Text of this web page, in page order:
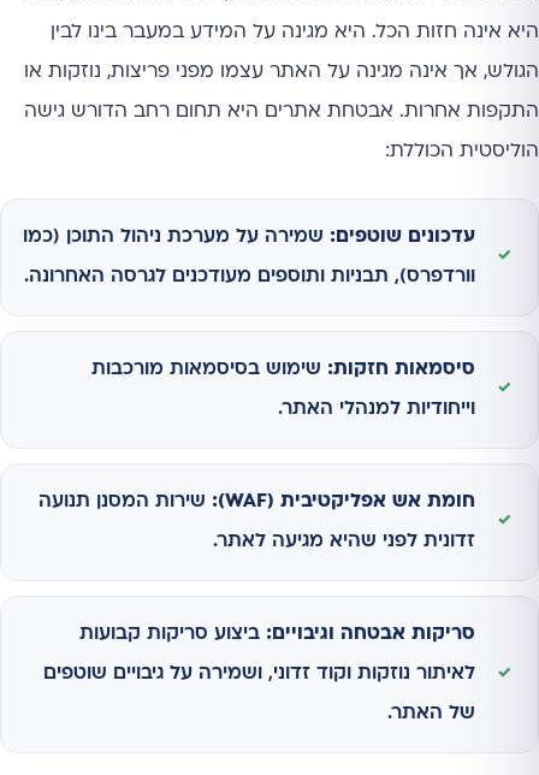
היא אינה חזות הכל. היא מגינה על המידע במעבר בינו לבין
הגולש, אך אינה מגינה על האתר עצמו מפני פריצות, נוזקות או
התקפות אחרות. אבטחת אתרים היא תחום רחב הדורש גישה
הוליסטית הכוללת:
עדכונים שוטפים: שמירה על מערכת ניהול התוכן (כמו
וורדפרס), תבניות ותוספים מעודכנים לגרסה האחרונה.
סיסמאות חזקות: שימוש בסיסמאות מורכבות
וייחודיות למנהלי האתר.
חומת אש אפליקטיבית (WAF): שירות המסנן תנועה
זדונית לפני שהיא מגיעה לאתר.
סריקות אבטחה וגיבויים: ביצוע סריקות קבועות
לאיתור נוזקות וקוד זדוני, ושמירה על גיבויים שוטפים
של האתר.